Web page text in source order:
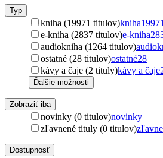
Typ
kniha (19971 titulov)kniha19971
e-kniha (2837 titulov)e-kniha
audiokniha (1264 titulov)
ostatné (28 titulov)ostatné28
kávy a čaje (2 tituly)kávy a čaje
Ďalšie možnosti
Zobraziť iba
novinky (0 titulov)novinky
zľavnené tituly (0 titulov)
Dostupnosť